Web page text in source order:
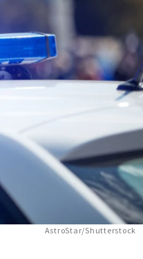
AstroStar/Shutterstock